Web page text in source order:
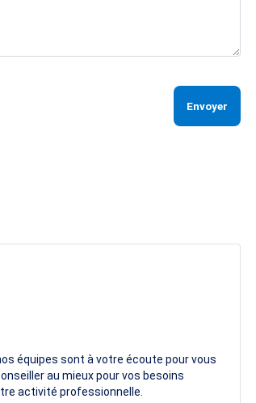
Envoyer
équipes sont à votre écoute pour vous
au mieux pour vos besoins
activité professionnelle.